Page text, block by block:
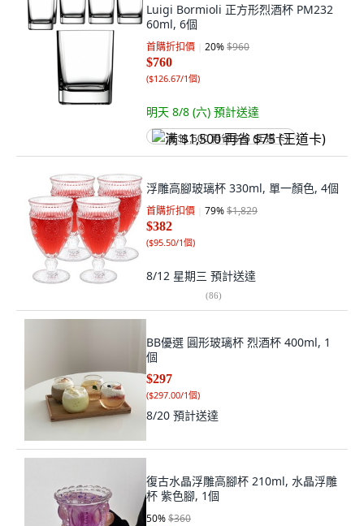
Luigi Bormioli 正方形烈酒杯 PM232
60ml, 6個
首購折扣價 20%$960
$760
($126.67/1個)
明天 8/8 (六) 預計送達
满 $1,500 再省 $75 (王道卡)
浮雕高腳玻璃杯 330ml, 單一顏色, 4個
首購折扣價 79%$1,829
$382
($95.50/1個)
8/12 星期三 預計送達
(86)
BB優選 圓形玻璃杯 烈酒杯 400ml, 1
個
$297
($297.00/1個)
8/20 預計送達
復古水晶浮雕高腳杯 210ml, 水晶浮雕
杯 紫色腳, 1個
50%$360